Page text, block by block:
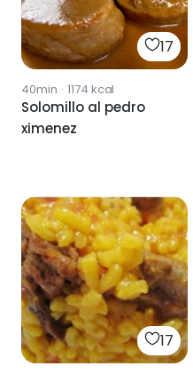
17
40min · 1174 kcal
Solomillo al pedro
ximenez
17